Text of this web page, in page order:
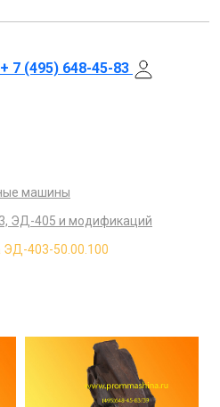
+ 7 (495) 648-45-83
машины
ЭД-405 и модификаций
ЭД-403-50.00.100